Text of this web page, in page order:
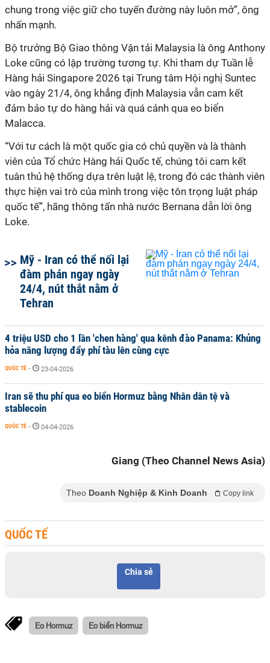
chung trong việc giữ cho tuyến đường này luôn mở”, ông
nhấn mạnh.
Bộ trưởng Bộ Giao thông Vận tải Malaysia là ông Anthony
Loke cũng có lập trường tương tự. Khi tham dự Tuần lễ
Hàng hải Singapore 2026 tại Trung tâm Hội nghị Suntec
vào ngày 21/4, ông khẳng định Malaysia vẫn cam kết
đảm bảo tự do hàng hải và quá cảnh qua eo biển
Malacca.
“Với tư cách là một quốc gia có chủ quyền và là thành
viên của Tổ chức Hàng hải Quốc tế, chúng tôi cam kết
tuân thủ hệ thống dựa trên luật lệ, trong đó các thành viên
thực hiện vai trò của mình trong việc tôn trọng luật pháp
quốc tế”, hãng thông tấn nhà nước Bernana dẫn lời ông
Loke.
Mỹ - Iran có thể nối lại
đàm phán ngay ngày
24/4, nút thắt nằm ở
Tehran
4 triệu USD cho 1 lần 'chen hàng' qua kênh đào Panama: Khủng
hỏa năng lượng đẩy phí tàu lên cùng cực
QUỐC TẾ - 23-04-2026
Iran sẽ thu phí qua eo biển Hormuz bằng Nhân dân tệ và
stablecoin
QUỐC TẾ - 04-04-2026
Giang (Theo Channel News Asia)
Theo Doanh Nghiệp & Kinh Doanh Copy link
QUỐC TẾ
Chia sẻ
Eo Hormuz Eo biển Hormuz